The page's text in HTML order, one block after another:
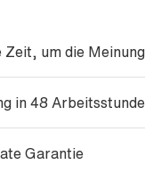
Zeit, um die
in 48
Garantie